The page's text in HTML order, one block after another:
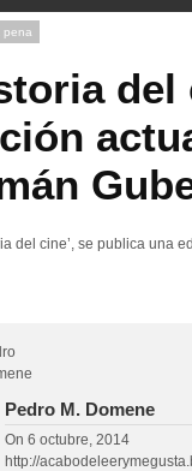
pena
del
Pedro M. Domene
On 6 octubre, 2014
http://